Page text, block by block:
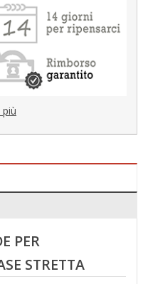
più
PER
STRETTA